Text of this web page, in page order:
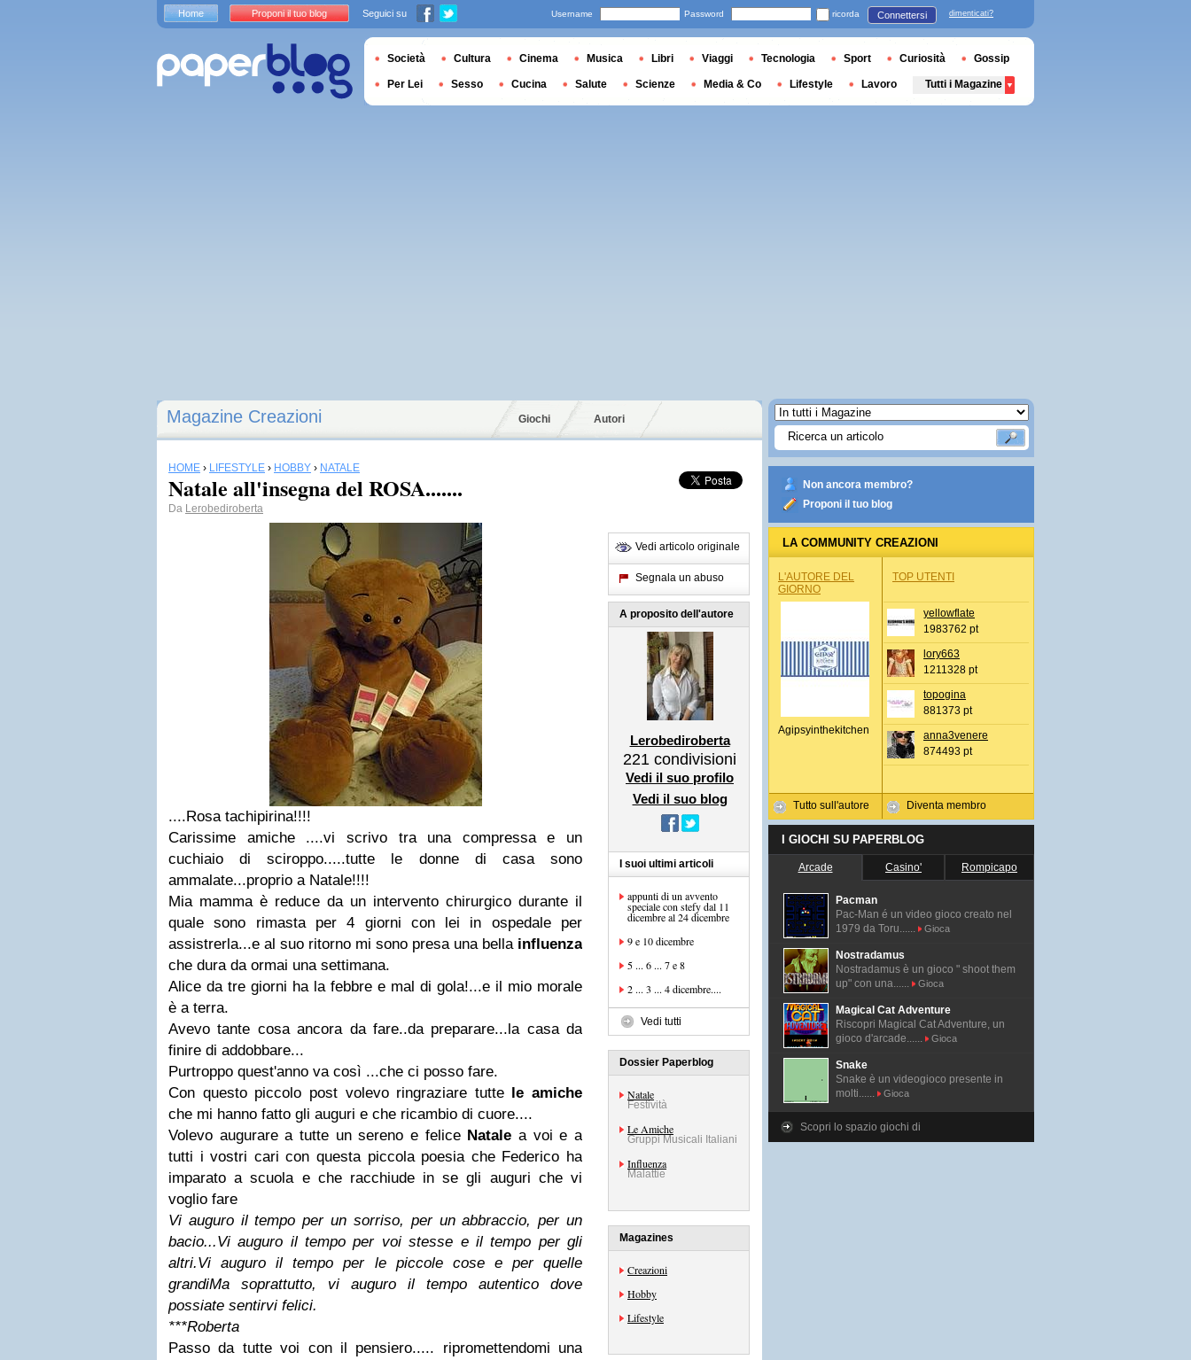
Magazine Creazioni Giochi Autori
HOME › LIFESTYLE › HOBBY › NATALE
Natale all'insegna del ROSA.......
Da Lerobediroberta
....Rosa tachipirina!!!!
Carissime amiche ....vi scrivo tra una compressa e un
cuchiaio di sciroppo.....tutte le donne di casa sono
ammalate...proprio a Natale!!!!
Mia mamma è reduce da un intervento chirurgico durante il
quale sono rimasta per 4 giorni con lei in ospedale per
assistrerla...e al suo ritorno mi sono presa una bella influenza
che dura da ormai una settimana.
Alice da tre giorni ha la febbre e mal di gola!...e il mio morale
è a terra.
Avevo tante cosa ancora da fare..da preparare...la casa da
finire di addobbare...
Purtroppo quest'anno va così ...che ci posso fare.
Con questo piccolo post volevo ringraziare tutte le amiche
che mi hanno fatto gli auguri e che ricambio di cuore....
Volevo augurare a tutte un sereno e felice Natale a voi e a
tutti i vostri cari con questa piccola poesia che Federico ha
imparato a scuola e che racchiude in se gli auguri che vi
voglio fare
Vi auguro il tempo per un sorriso, per un abbraccio, per un
bacio...Vi auguro il tempo per voi stesse e il tempo per gli
altri.Vi auguro il tempo per le piccole cose e per quelle
grandiMa soprattutto, vi auguro il tempo autentico dove
possiate sentirvi felici.
***Roberta
Passo da tutte voi con il pensiero..... ripromettendomi una
Vedi articolo originale
Segnala un abuso
A proposito dell'autore
Lerobediroberta
221 condivisioni
Vedi il suo profilo
Vedi il suo blog
I suoi ultimi articoli
appunti di un avvento
speciale con stefy dal 11
dicembre al 24 dicembre
9 e 10 dicembre
5 ... 6 ... 7 e 8
2 ... 3 ... 4 dicembre....
Vedi tutti
Dossier Paperblog
Natale
Festività
Le Amiche
Gruppi Musicali Italiani
Influenza
Malattie
Magazines
Creazioni
Hobby
Lifestyle
Non ancora membro?
Proponi il tuo blog
LA COMMUNITY CREAZIONI
L'AUTORE DEL
GIORNO
Agipsyinthekitchen
Tutto sull'autore
TOP UTENTI
yellowflate
1983762 pt
lory663
1211328 pt
topogina
881373 pt
anna3venere
874493 pt
Diventa membro
I GIOCHI SU PAPERBLOG
Arcade Casino' Rompicapo
Pacman
Pac-Man é un video gioco creato nel
1979 da Toru......
Gioca
Nostradamus
Nostradamus è un gioco " shoot them
up" con una......
Gioca
Magical Cat Adventure
Riscopri Magical Cat Adventure, un
gioco d'arcade......
Gioca
Snake
Snake è un videogioco presente in
molti......
Gioca
Scopri lo spazio giochi di
Home Proponi il tuo blog Seguici su Username Password ricorda Connettersi dimenticati?
Società Cultura Cinema Musica Libri Viaggi Tecnologia Sport Curiosità Gossip
Per Lei Sesso Cucina Salute Scienze Media & Co Lifestyle Lavoro Tutti i Magazine